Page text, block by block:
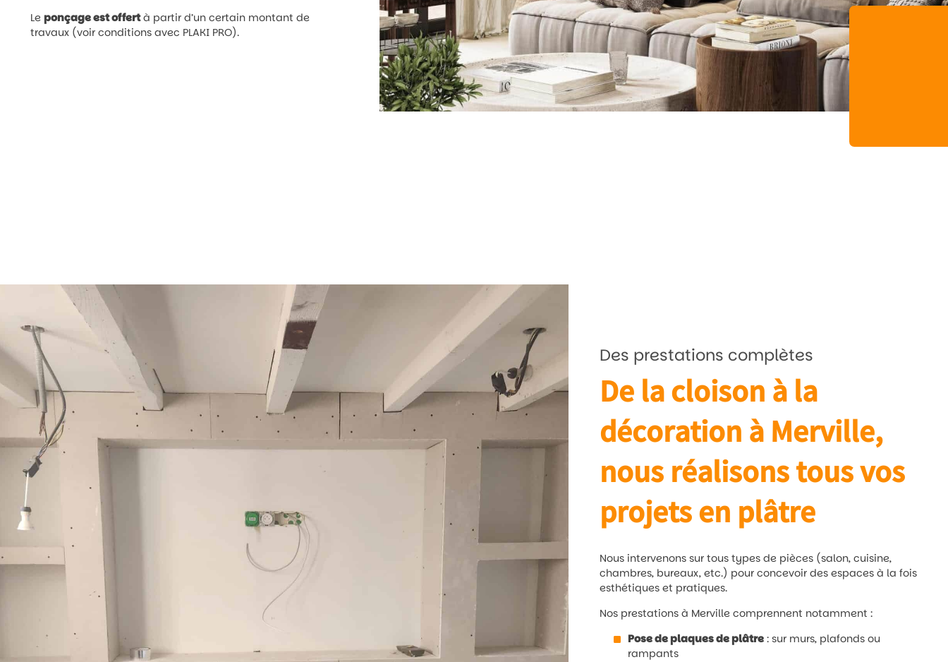
Le ponçage est offertà partir d’un certain montant de
travaux (voir conditions avec PLAKI PRO).
Des prestations complètes
De la cloison à la
décoration à Merville,
nous réalisons tous vos
projets en plâtre
Nous intervenons sur tous types de pièces (salon, cuisine,
chambres, bureaux, etc.) pour concevoir des espaces à la fois
esthétiques et pratiques.
Nos prestations à Merville comprennent notamment :
Pose de plaques de plâtre: sur murs, plafonds ou
rampants